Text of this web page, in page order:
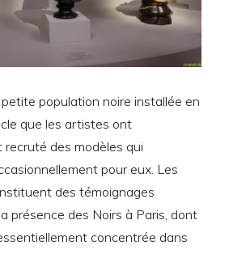
petite population noire installée en
que les artistes ont
recruté des modèles qui
pour eux. Les
des témoignages
présence des Noirs à Paris, dont
concentrée dans